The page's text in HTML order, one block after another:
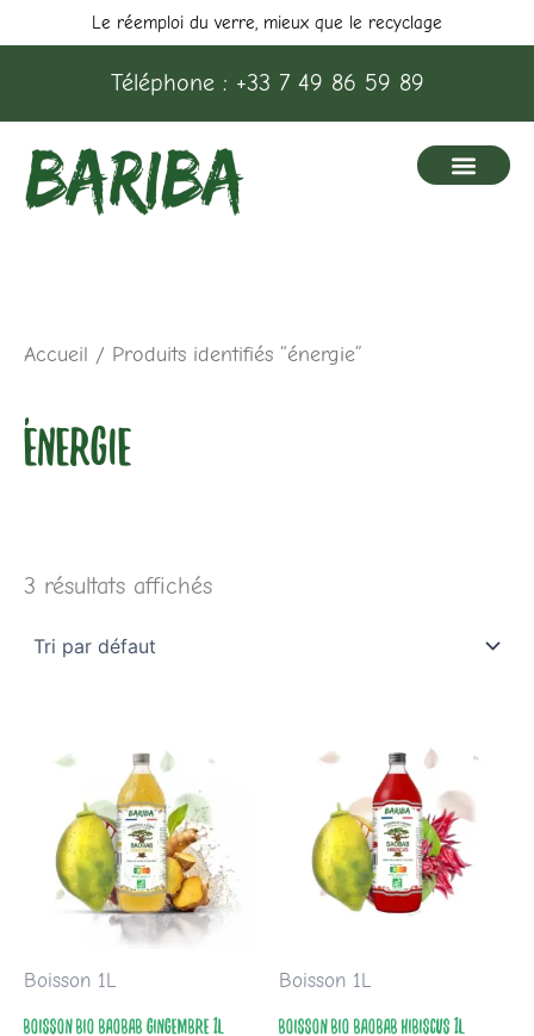
Le réemploi du verre, mieux que le recyclage
Téléphone : +33 7 49 86 59 89
Accueil / Produits identifiés “énergie”
énergie
3 résultats affichés
Boisson 1L
BOISSON BIO BAOBAB GINGEMBRE 1L
Boisson 1L
BOISSON BIO BAOBAB HIBISCUS 1L